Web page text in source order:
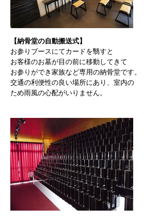
【納骨堂の自動搬送式】
お参りブースにてカードを翳すと
お客様のお墓が目の前に移動してきて
お参りができ家族など専用の納骨堂です。
交通の利便性の良い場所にあり、室内の
ため雨風の心配がいりません。